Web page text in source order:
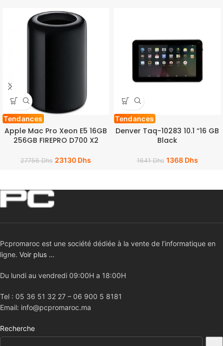
Tendances
Apple Mac Pro Xeon E5 16GB
256GB FIREPRO D700 X2
27756Dhs 23130 Dhs
Tendances
Denver Taq-10283 10.1 “16 GB
Black
1641Dhs 1368 Dhs
Pcpromaroc est une société dédiée à la vente de l’informatique en
ligne. Voir plus …
Du lundi au vendredi 09:00H a 18:00H
Tel : 05 36 51 32 27 – 06 900 5 8181
Email: info@pcpromaroc.ma
Recherche